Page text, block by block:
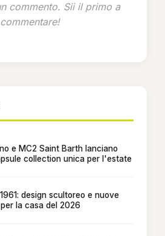
commento. Sii il primo a
commentare!
e MC2 Saint Barth lanciano
collection unica per l'estate
design scultoreo e nuove
la casa del 2026